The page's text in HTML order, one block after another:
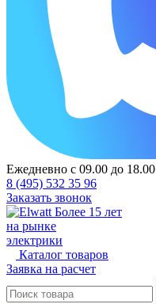
Ежедневно с 09.00 до 18.00
8 (495) 532 35 96
Заказать звонок
Более 15 лет
на рынке
электрики
Каталог товаров
Заявка на расчет